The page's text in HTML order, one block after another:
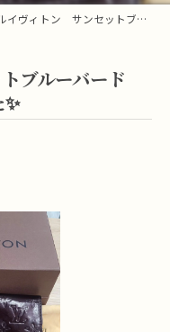
ヴィトン サンセットブルーバードお買取させて頂きました✨
ブルーバード